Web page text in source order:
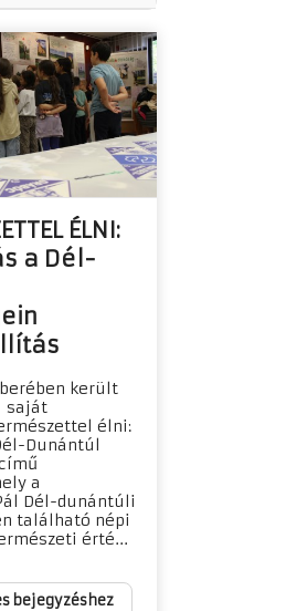
ÉLNI:
a Dél-
került
saját
élni:
Dunántúl
a
Dél-dunántúli
található népi
érté...
bejegyzéshez